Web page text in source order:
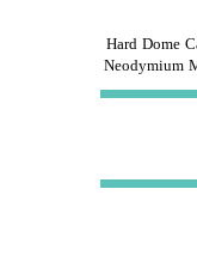
1′′ (2.5cm) Hard
Neodymium